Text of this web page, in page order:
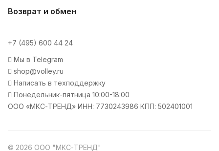
Возврат и обмен
+7 (495) 600 44 24
Мы в Telegram
shop@volley.ru
Написать в техподдержку
Понедельник-пятница 10:00-18:00
ООО «МКС-ТРЕНД» ИНН: 7730243986 КПП: 502401001
© 2026 ООО "МКС-ТРЕНД"